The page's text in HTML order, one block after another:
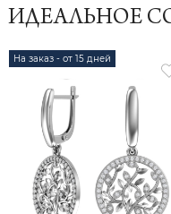
ИДЕАЛЬНОЕ
На заказ - от 15 дней